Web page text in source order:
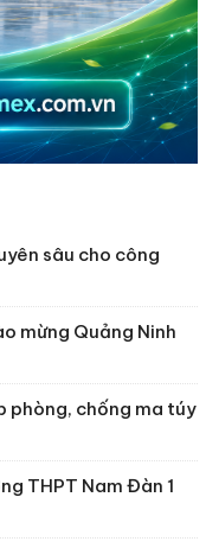
sâu cho công
mừng Quảng Ninh
phòng, chống ma túy
THPT Nam Đàn 1